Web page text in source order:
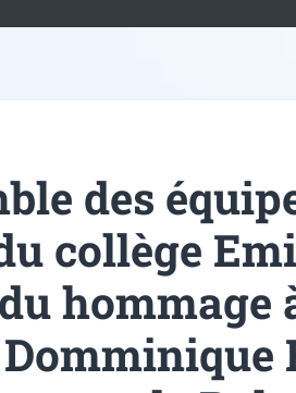
des
collège
hommage